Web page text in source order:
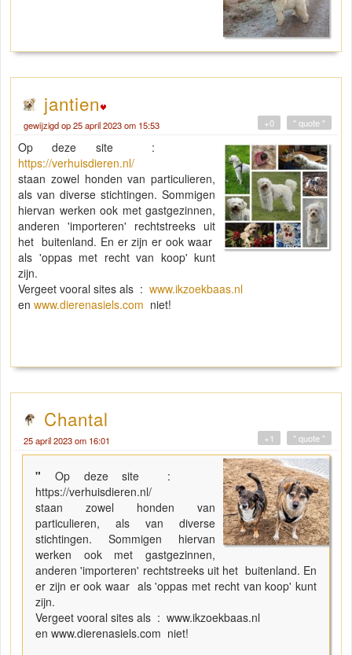
jantien
gewijzigd op 25 april 2023 om 15:53 " quote "
+0
Op deze site :
https://verhuisdieren.nl/
staan zowel honden van particulieren,
als van diverse stichtingen. Sommigen
hiervan werken ook met gastgezinnen,
anderen 'importeren' rechtstreeks uit
het buitenland. En er zijn er ook waar
als 'oppas met recht van koop' kunt
zijn.
Vergeet vooral sites als : www.ikzoekbaas.nl
en www.dierenasiels.com niet!
Chantal
25 april 2023 om 16:01 " quote "
+1
" Op deze site :
https://verhuisdieren.nl/
staan zowel honden van
particulieren, als van diverse
stichtingen. Sommigen hiervan
werken ook met gastgezinnen,
anderen 'importeren' rechtstreeks uit het buitenland. En
er zijn er ook waar als 'oppas met recht van koop' kunt
zijn.
Vergeet vooral sites als : www.ikzoekbaas.nl
en www.dierenasiels.com niet!